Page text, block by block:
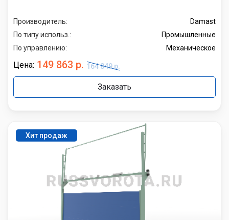
Производитель:
Damast
По типу использ.:
Промышленные
По управлению:
Механическое
Цена: 149 863 р. 164 849 р.
Заказать
Хит продаж